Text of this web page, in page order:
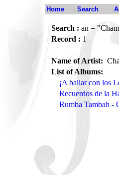
Home Search
Search : an =
Record : 1
Name of Artist:
List of Albums:
¡A bailar con los
Recuerdos de la
Rumba Tambah -